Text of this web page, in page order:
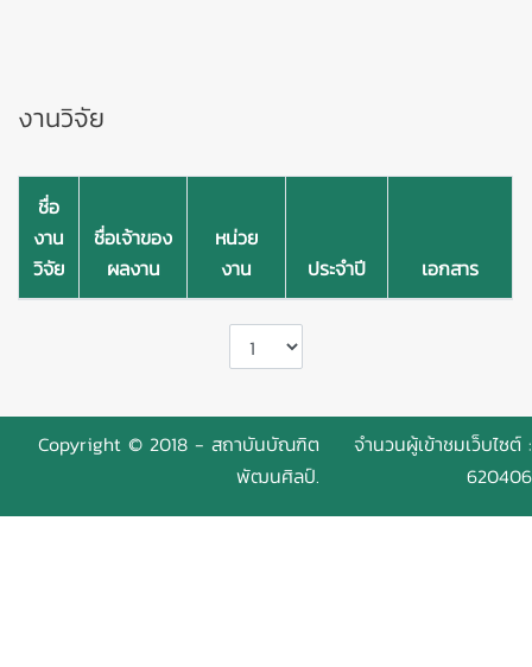
งานวิจัย
ชื่อ
งาน
วิจัย
ชื่อเจ้าของ
ผลงาน
หน่วย
งาน
ประจำปี เอกสาร
Copyright © 2018 - สถาบันบัณฑิต
พัฒนศิลป์.
จำนวนผู้เข้าชมเว็บไซต์ :
620406